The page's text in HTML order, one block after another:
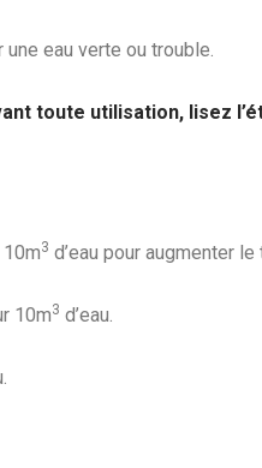
eau verte ou trouble.
toute utilisation, lisez
3 d’eau pour augmenter
10m3 d’eau.